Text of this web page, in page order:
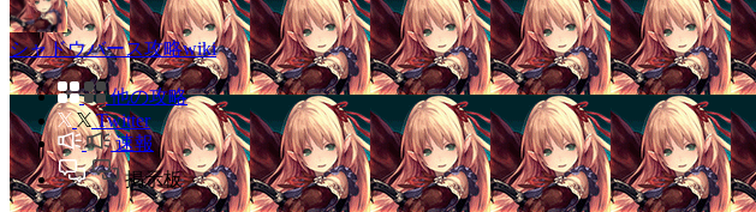
シャドウバース攻略wiki
他の攻略
Twitter
速報
掲示板